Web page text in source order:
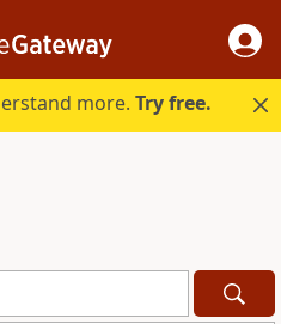
more.Try free.